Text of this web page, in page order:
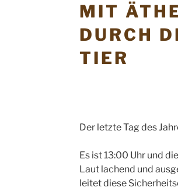
MIT
DURCH
TIER
Der letzte Tag des
Es ist 13:00 Uhr und
Laut lachend und
leitet diese